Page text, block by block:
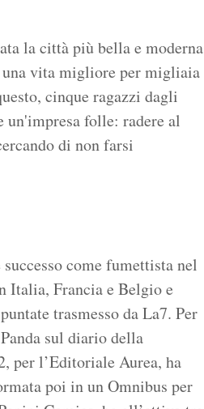
la città più bella e moderna
vita migliore per migliaia
cinque ragazzi dagli
folle: radere al
di non farsi
come fumettista nel
Italia, Francia e Belgio e
trasmesso da La7. Per
sul diario della
per l’Editoriale Aurea, ha
poi in un Omnibus per